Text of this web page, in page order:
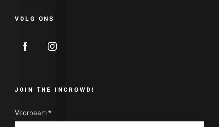
VOLG ONS
JOIN THE INCROWD!
Voornaam*